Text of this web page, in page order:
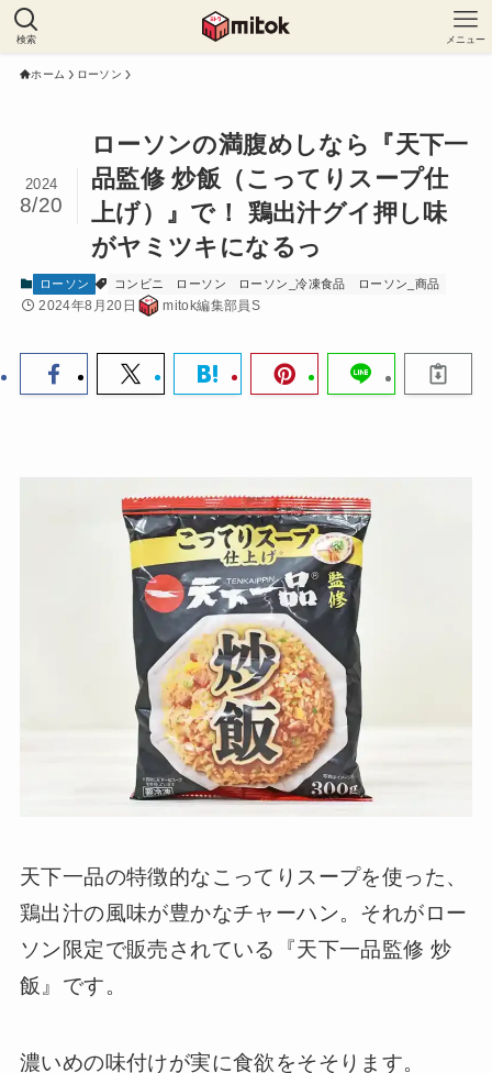
検索 メニュー
ホーム ローソン
ローソンの満腹めしなら『天下一
品監修 炒飯（こってりスープ仕
上げ）』で！ 鶏出汁グイ押し味
がヤミツキになるっ
2024
8/20
ローソン コンビニ ローソン ローソン_冷凍食品 ローソン_商品
2024年8月20日 mitok編集部員S
天下一品の特徴的なこってりスープを使った、
鶏出汁の風味が豊かなチャーハン。それがロー
ソン限定で販売されている『天下一品監修 炒
飯』です。
濃いめの味付けが実に食欲をそそります。